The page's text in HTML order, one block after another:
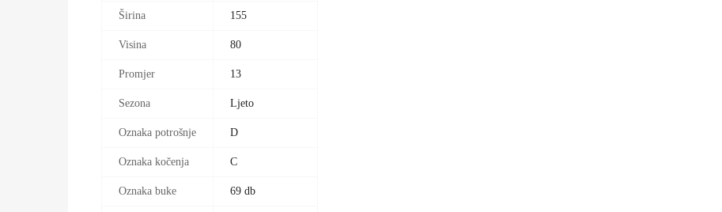
Širina 155
Visina 80
Promjer 13
Sezona Ljeto
Oznaka potrošnje D
Oznaka kočenja C
Oznaka buke 69 db